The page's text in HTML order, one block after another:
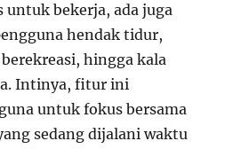
untuk bekerja, ada juga
hendak tidur,
hingga kala
Intinya, fitur ini
untuk fokus bersama
sedang dijalani waktu